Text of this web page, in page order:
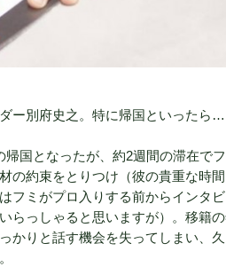
ー別府史之。特に帰国といったら
国となったが、約2週間の滞在で
の約束をとりつけ（彼の貴重な時
フミがプロ入りする前からインタ
らっしゃると思いますが）。移籍
かりと話す機会を失ってしまい、